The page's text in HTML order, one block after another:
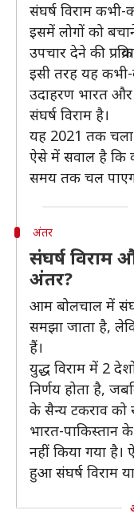
संघर्ष विराम
इसमें लोगों को
उपचार देने की
इसी तरह यह
उदाहरण भारत
संघर्ष विराम है।
यह 2021 तक
ऐसे में सवाल है कि
समय तक चल
अंतर
संघर्ष विराम
अंतर?
आम बोलचाल में
समझा जाता है,
हैं।
युद्ध विराम में 2
निर्णय होता है,
के सैन्य टकराव को
भारत-पाकिस्तान
नहीं किया गया
हुआ संघर्ष विराम